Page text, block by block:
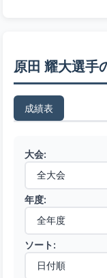
原田 耀大選手
成績表
大会:
年度:
ソート: